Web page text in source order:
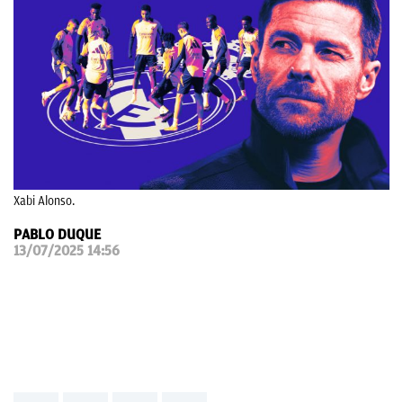
Xabi Alonso.
PABLO DUQUE
13/07/2025 14:56